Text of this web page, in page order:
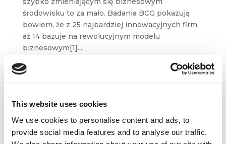
This website uses cookies
We use cookies to personalise content and ads, to
provide social media features and to analyse our traffic.
środowisku to za mało. Badania BCG pokazują
bowiem, że z 25 najbardziej innowacyjnych firm,
aż 14 bazuje na rewolucyjnym modelu
biznesowym[1]....
Dane kontaktowe